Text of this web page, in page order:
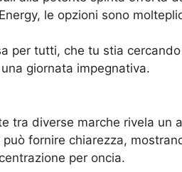
le opzioni sono
per tutti, che tu stia
giornata impegnativa.
tra diverse marche rivela un
fornire chiarezza,
per oncia.